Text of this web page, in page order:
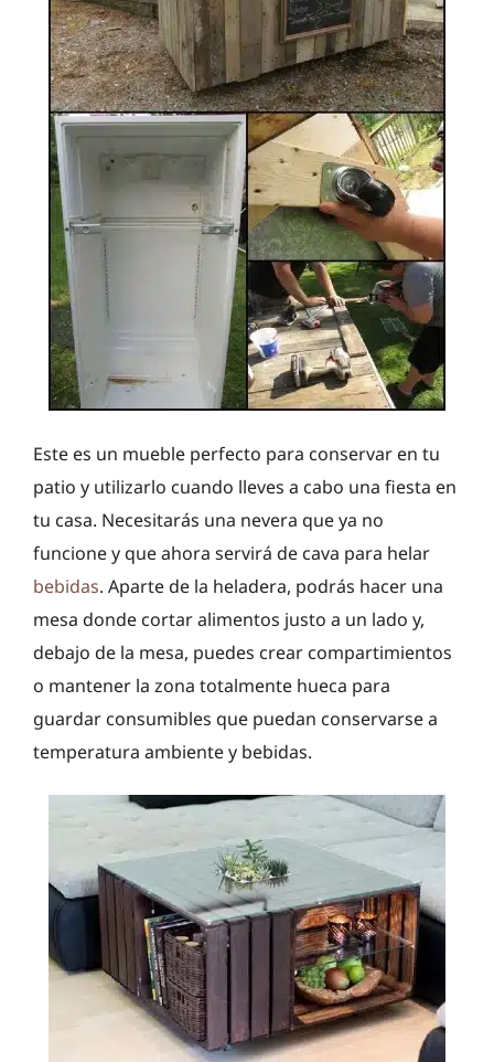
Este es un mueble perfecto para conservar en tu
patio y utilizarlo cuando lleves a cabo una fiesta en
tu casa. Necesitarás una nevera que ya no
funcione y que ahora servirá de cava para helar
bebidas. Aparte de la heladera, podrás hacer una
mesa donde cortar alimentos justo a un lado y,
debajo de la mesa, puedes crear compartimientos
o mantener la zona totalmente hueca para
guardar consumibles que puedan conservarse a
temperatura ambiente y bebidas.